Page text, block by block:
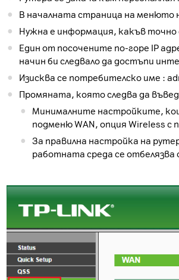
В началната страница на менюто
Нужна е информация, какъв
Един от посочените по-горе IP
начин би следвало да достъпи
Изисква се потребителско име :
Промяната, която следва да
Минималните настройките,
подменю WAN, опция Wireless с
За правилна настройка на
работната среда се отбелязва